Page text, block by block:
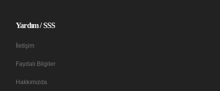
Yardım / SSS
İletişim
Faydalı Bilgiler
Hakkımızda